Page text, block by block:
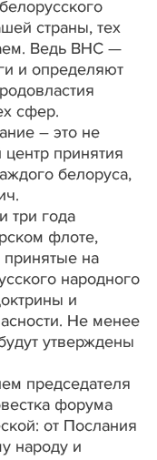
страны, тех
Ведь ВНС —
и определяют
сфер.
– это не
центр принятия
белоруса,
три года
флоте,
на
народного
и
Не менее
утверждены
председателя
форума
от Послания
народу и